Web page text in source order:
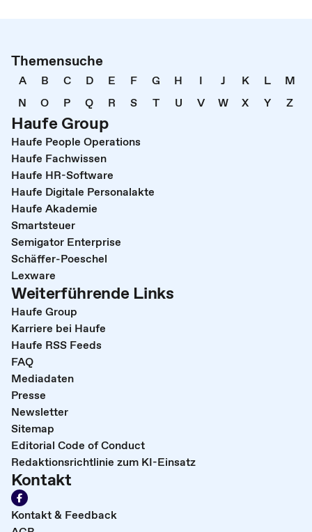
Themensuche
A B C D E F G H I J K L
M
N
O P Q R S T U V W X Y Z
Haufe Group
Haufe People Operations
Haufe Fachwissen
Haufe HR-Software
Haufe Digitale Personalakte
Haufe Akademie
Smartsteuer
Semigator Enterprise
Schäffer-Poeschel
Lexware
Weiterführende Links
Haufe Group
Karriere bei Haufe
Haufe RSS Feeds
FAQ
Mediadaten
Presse
Newsletter
Sitemap
Editorial Code of Conduct
Redaktionsrichtlinie zum KI-Einsatz
Kontakt
Kontakt & Feedback